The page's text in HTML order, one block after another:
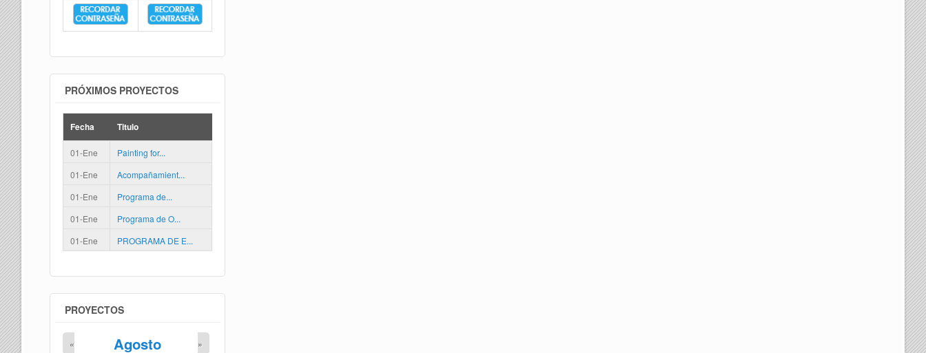
PRÓXIMOS PROYECTOS
Fecha Titulo
01-Ene
Painting for...
01-Ene
Acompañamient...
01-Ene
Programa de...
01-Ene
Programa de O...
01-Ene
PROGRAMA DE E...
PROYECTOS
Agosto
« »